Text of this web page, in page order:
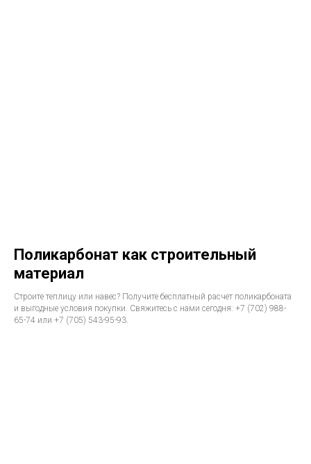
Поликарбонат как строительный
материал
Строите теплицу или навес? Получите бесплатный расчет поликарбоната
и выгодные условия покупки. Свяжитесь с нами сегодня: +7 (702) 988-
65-74 или +7 (705) 543-95-93.